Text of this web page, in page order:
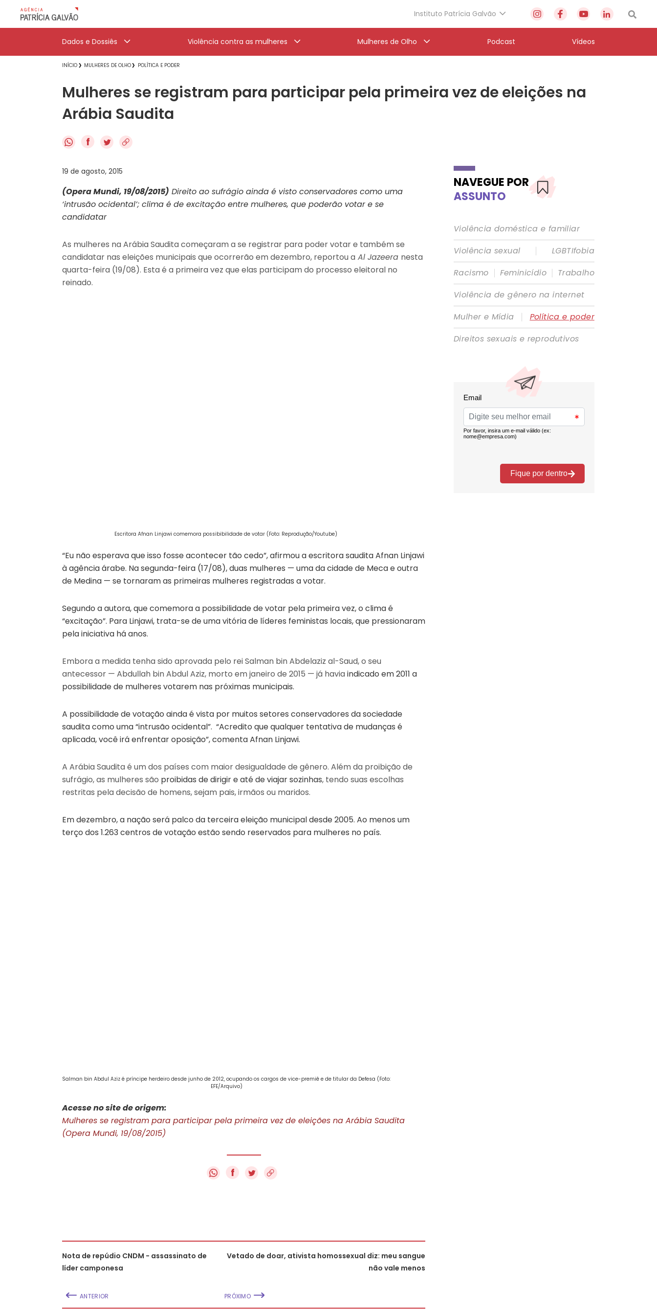
Instituto Patrícia Galvão
Dados e Dossiês Violência contra as mulheres Mulheres de Olho Podcast Vídeos
INÍCIO MULHERES DE OLHO POLÍTICA E PODER
Mulheres se registram para participar pela primeira vez de eleições na
Arábia Saudita
f
19 de agosto, 2015
(Opera Mundi, 19/08/2015) Direito ao sufrágio ainda é visto conservadores como uma
‘intrusão ocidental’; clima é de excitação entre mulheres, que poderão votar e se
candidatar
As mulheres na Arábia Saudita começaram a se registrar para poder votar e também se
candidatar nas eleições municipais que ocorrerão em dezembro, reportou a Al Jazeera nesta
quarta-feira (19/08). Esta é a primeira vez que elas participam do processo eleitoral no
reinado.
Escritora Afnan Linjawi comemora possibibilidade de votar (Foto: Reprodução/Youtube)
“Eu não esperava que isso fosse acontecer tão cedo”, afirmou a escritora saudita Afnan Linjawi
à agência árabe. Na segunda-feira (17/08), duas mulheres — uma da cidade de Meca e outra
de Medina — se tornaram as primeiras mulheres registradas a votar.
Segundo a autora, que comemora a possibilidade de votar pela primeira vez, o clima é
“excitação”. Para Linjawi, trata-se de uma vitória de líderes feministas locais, que pressionaram
pela iniciativa há anos.
Embora a medida tenha sido aprovada pelo rei Salman bin Abdelaziz al-Saud, o seu
antecessor — Abdullah bin Abdul Aziz, morto em janeiro de 2015 — já haviaindicado em 2011 a
possibilidade de mulheres votarem nas próximas municipais.
A possibilidade de votação ainda é vista por muitos setores conservadores da sociedade
saudita como uma “intrusão ocidental”. “Acredito que qualquer tentativa de mudanças é
aplicada, você irá enfrentar oposição”, comenta Afnan Linjawi.
A Arábia Saudita é um dos países com maior desigualdade de gênero. Além da proibição de
sufrágio, as mulheres são proibidas de dirigir e até de viajar sozinhas, tendo suas escolhas
restritas pela decisão de homens, sejam pais, irmãos ou maridos.
Em dezembro, a nação será palco da terceira eleição municipal desde 2005. Ao menos um
terço dos 1.263 centros de votação estão sendo reservados para mulheres no país.
Salman bin Abdul Aziz é príncipe herdeiro desde junho de 2012, ocupando os cargos de vice-premiê e de titular da Defesa (Foto:
EFE/Arquivo)
Acesse no site de origem:
Mulheres se registram para participar pela primeira vez de eleições na Arábia Saudita
(Opera Mundi, 19/08/2015)
f
Nota de repúdio CNDM - assassinato de
líder camponesa
ANTERIOR
Vetado de doar, ativista homossexual diz: meu sangue
não vale menos
PRÓXIMO
NAVEGUE POR
ASSUNTO
Violência doméstica e familiar
Violência sexual
|
LGBTIfobia
Racismo | Feminicídio | Trabalho
Violência de gênero na internet
Mulher e Mídia
|
Política e poder
Direitos sexuais e reprodutivos